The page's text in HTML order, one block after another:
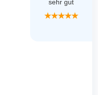
sehr gut
★★★★★